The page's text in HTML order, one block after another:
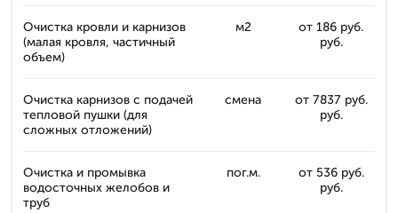
Очистка кровли и карнизов
(малая кровля, частичный
объем)
м2
от 186 руб.
руб.
Очистка карнизов с подачей
тепловой пушки (для
сложных отложений)
смена
от 7837 руб.
руб.
Очистка и промывка
водосточных желобов и
труб
пог.м.
от 536 руб.
руб.